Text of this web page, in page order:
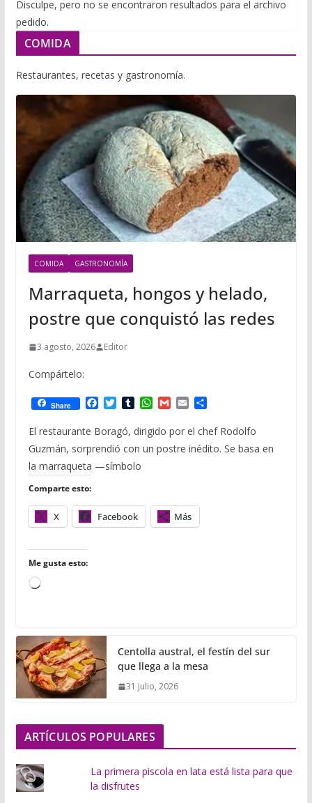
Disculpe, pero no se encontraron resultados para el archivo
pedido.
COMIDA
Restaurantes, recetas y gastronomía.
COMIDA GASTRONOMÍA
Marraqueta, hongos y helado,
postre que conquistó las redes
3 agosto, 2026 Editor
Compártelo:
Share
F
c
b
o
T
i
t
t
e
T
m
l
r
W
a
t
s
G
a
i
l
E
a
l
C
m
a
El restaurante Boragó, dirigido por el chef Rodolfo
Guzmán, sorprendió con un postre inédito. Se basa en
la marraqueta —símbolo
Comparte esto:
X Facebook Más
Me gusta esto:
C
g
a
n
d
.
.
Centolla austral, el festín del sur
que llega a la mesa
31 julio, 2026
ARTÍCULOS POPULARES
La primera piscola en lata está lista para que
la disfrutes
m
a
t
r